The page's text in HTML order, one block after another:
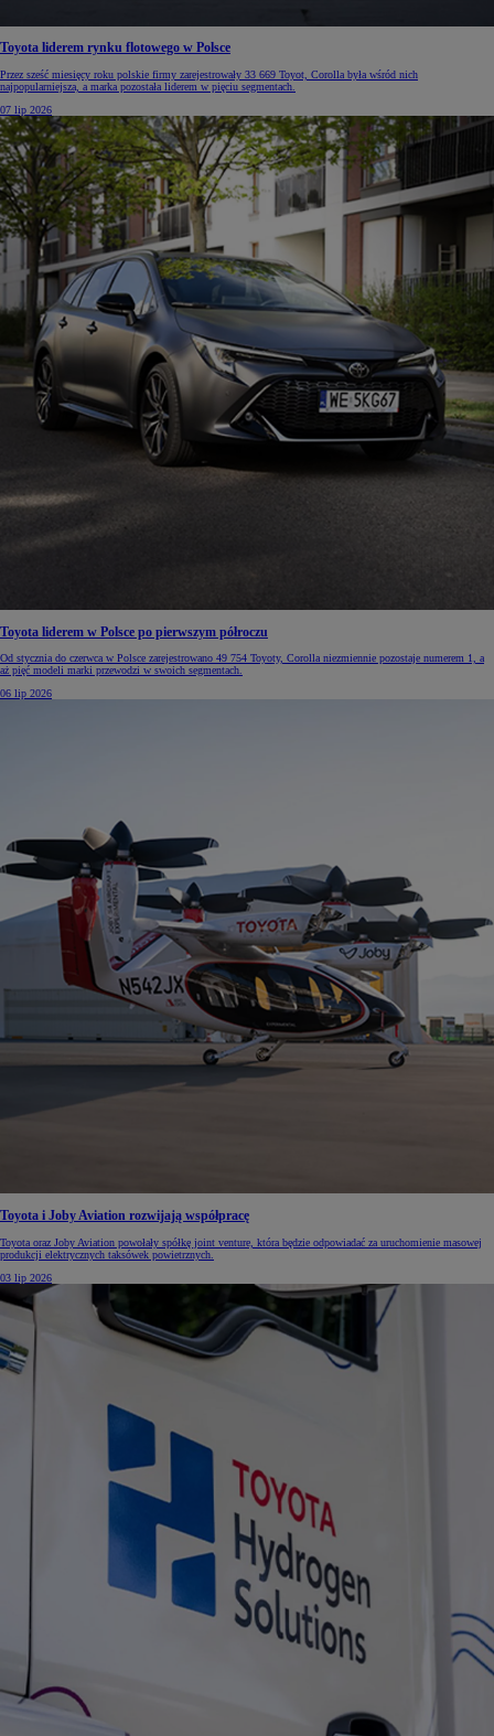
Toyota liderem rynku flotowego w Polsce
Przez sześć miesięcy roku polskie firmy zarejestrowały 33 669 Toyot, Corolla była wśród nich
najpopularniejsza, a marka pozostała liderem w pięciu segmentach.
07 lip 2026
Toyota liderem w Polsce po pierwszym półroczu
Od stycznia do czerwca w Polsce zarejestrowano 49 754 Toyoty, Corolla niezmiennie pozostaje numerem 1, a
aż pięć modeli marki przewodzi w swoich segmentach.
06 lip 2026
Toyota i Joby Aviation rozwijają współpracę
Toyota oraz Joby Aviation powołały spółkę joint venture, która będzie odpowiadać za uruchomienie masowej
produkcji elektrycznych taksówek powietrznych.
03 lip 2026